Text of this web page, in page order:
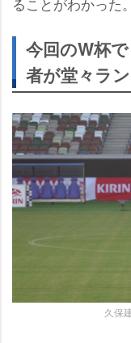
今回のW杯
者が堂々ラ
久保